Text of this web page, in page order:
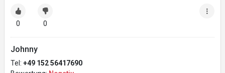
0 0
Johnny
Tel: +49 152 56417690